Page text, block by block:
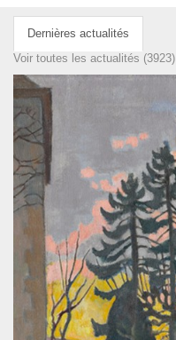
Dernières actualités
Voir toutes les actualités (3923)